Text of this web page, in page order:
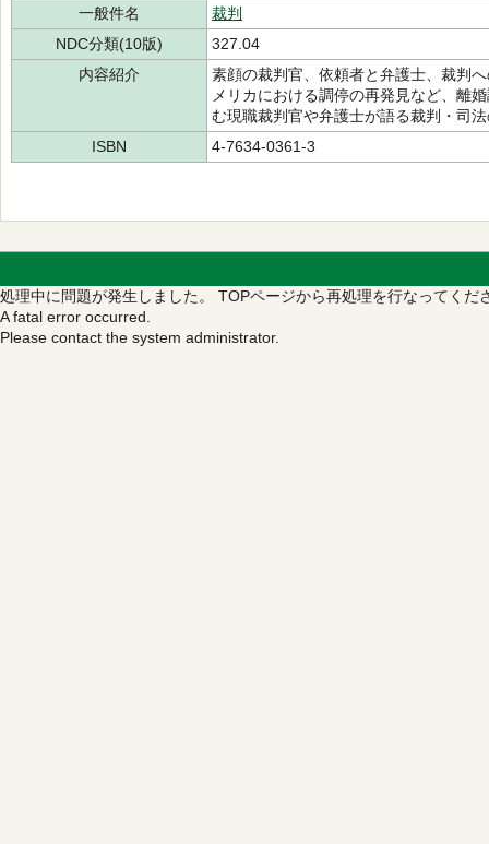
一般件名
裁判
NDC分類(10版)
327.04
内容紹介
素顔の裁判官、依頼者と弁護士、裁判
メリカにおける調停の再発見など、離
む現職裁判官や弁護士が語る裁判・司
ISBN
4-7634-0361-3
処理中に問題が発生しました。 TOPページから再処理を行なってくだ
A fatal error occurred.
Please contact the system administrator.